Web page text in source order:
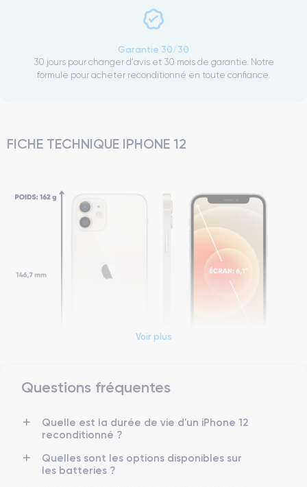
Garantie 30/30
30 jours pour changer d'avis et 30 mois de garantie. Notre
formule pour acheter reconditionné en toute confiance.
FICHE TECHNIQUE IPHONE 12
Dimensions et poids iPhone 12
Date de sortie
Voir plus
Questions fréquentes
Quelle est la durée de vie d'un iPhone 12
reconditionné ?
Quelles sont les options disponibles sur
les batteries ?